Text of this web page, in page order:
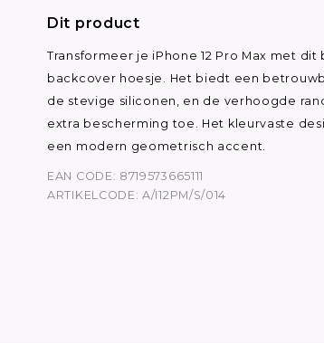
Dit product
Transformeer je iPhone 12 Pro Max met dit
backcover hoesje. Het biedt een
de stevige siliconen, en de verhoogde
extra bescherming toe. Het kleurvaste
een modern geometrisch accent.
EAN CODE: 8719573665111
ARTIKELCODE: A/I12PM/S/014